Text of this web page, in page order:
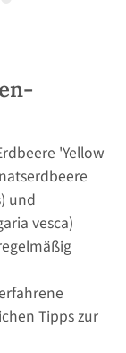
'Yellow
und
vesca)
Tipps zur